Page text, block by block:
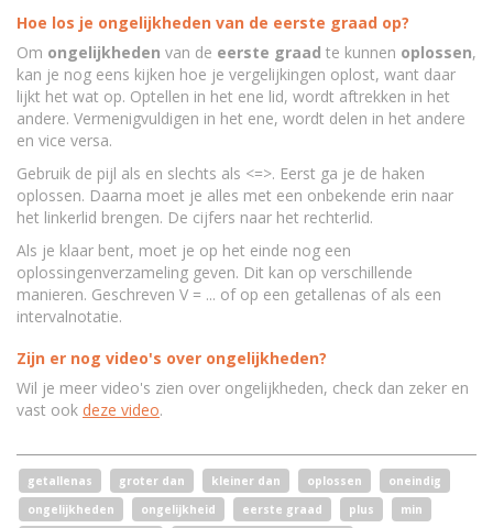
Hoe los je ongelijkheden van de eerste graad op?
Om ongelijkheden van de eerste graad te kunnen oplossen,
kan je nog eens kijken hoe je vergelijkingen oplost, want daar
lijkt het wat op. Optellen in het ene lid, wordt aftrekken in het
andere. Vermenigvuldigen in het ene, wordt delen in het andere
en vice versa.
Gebruik de pijl als en slechts als <=>. Eerst ga je de haken
oplossen. Daarna moet je alles met een onbekende erin naar
het linkerlid brengen. De cijfers naar het rechterlid.
Als je klaar bent, moet je op het einde nog een
oplossingenverzameling geven. Dit kan op verschillende
manieren. Geschreven V = ... of op een getallenas of als een
intervalnotatie.
Zijn er nog video's over ongelijkheden?
Wil je meer video's zien over ongelijkheden, check dan zeker en
vast ook deze video.
getallenas groter dan kleiner dan oplossen
oneindig
ongelijkheden
ongelijkheid eerste graad plus
min